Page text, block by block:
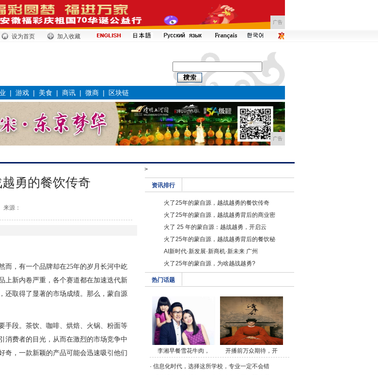
广告
设为首页 加入收藏
| 游戏 | 美食 | 商讯 | 微商 | 区块链
广告
>
勇的餐饮传奇
来源：
而，有一个品牌却在25年的岁月长河中屹
上新内卷严重，各个赛道都在加速迭代新
还取得了显著的市场成绩。那么，蒙自源
手段。茶饮、咖啡、烘焙、火锅、粉面等
消费者的目光，从而在激烈的市场竞争中
奇，一款新颖的产品可能会迅速吸引他们
资讯排行
火了25年的蒙自源，越战越勇的餐饮传奇
火了25年的蒙自源，越战越勇背后的商业密
火了 25 年的蒙自源：越战越勇，开启云
火了25年的蒙自源，越战越勇背后的餐饮秘
AI新时代·新发展·新商机·新未来 广州
火了25年的蒙自源，为啥越战越勇?
热门话题
李湘早餐雪花牛肉，
午/a>
开播前万众期待，开
播/a>
· 信息化时代，选择这所学校，专业一定不会错